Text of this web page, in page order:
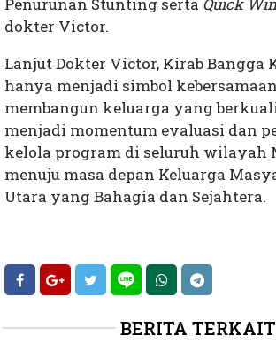
Penurunan Stunting serta Quick
dokter Victor.
Lanjut Dokter Victor, Kirab Bangga
hanya menjadi simbol
membangun keluarga yang
menjadi momentum evaluasi dan
kelola program di seluruh wilayah
menuju masa depan Keluarga
Utara yang Bahagia dan Sejahtera.
BERITA TERKAIT